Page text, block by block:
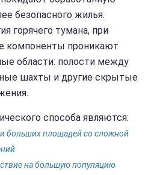
безопасного жилья.
горячего тумана, при
компоненты проникают
области: полости между
шахты и другие скрытые
способа являются:
больших площадей со сложной
на большую популяцию